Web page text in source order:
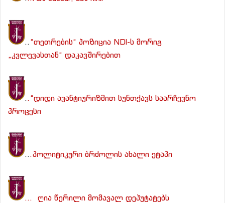
..“თეთრების“ პოზიცია NDI-ს მორიგ
„კვლევასთან“ დაკავშირებით
..“დიდი ავანტიურიზმით სუნთქავს საარჩევნო
პროცესი
...პოლიტიკური ბრძოლის ახალი ეტაპი
… ღია წერილი მომავალ დეპუტატებს